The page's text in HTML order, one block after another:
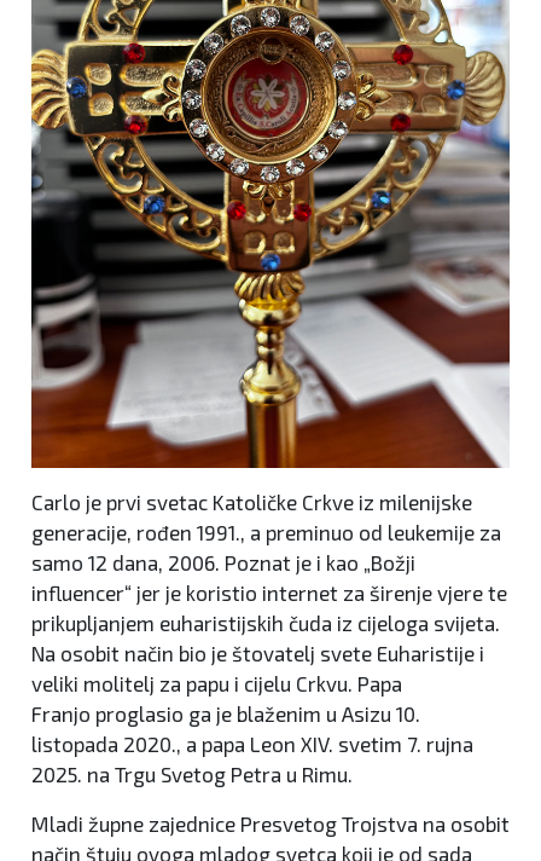
Carlo je prvi svetac Katoličke Crkve iz milenijske
generacije, rođen 1991., a preminuo od leukemije za
samo 12 dana, 2006. Poznat je i kao „Božji
influencer“ jer je koristio internet za širenje vjere te
prikupljanjem euharistijskih čuda iz cijeloga svijeta.
Na osobit način bio je štovatelj svete Euharistije i
veliki molitelj za papu i cijelu Crkvu. Papa
Franjo proglasio ga je blaženim u Asizu 10.
listopada 2020., a papa Leon XIV. svetim 7. rujna
2025. na Trgu Svetog Petra u Rimu.
Mladi župne zajednice Presvetog Trojstva na osobit
način štuju ovoga mladog svetca koji je od sada